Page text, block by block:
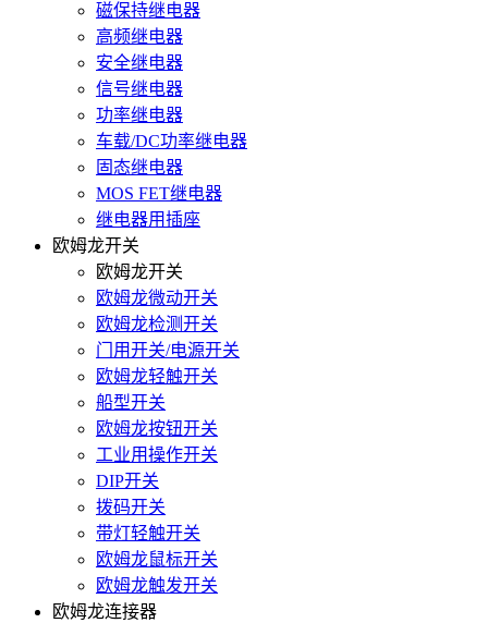
磁保持继电器
高频继电器
安全继电器
信号继电器
功率继电器
车载/DC功率继电器
固态继电器
MOS FET继电器
继电器用插座
欧姆龙开关
欧姆龙开关
欧姆龙微动开关
欧姆龙检测开关
门用开关/电源开关
欧姆龙轻触开关
船型开关
欧姆龙按钮开关
工业用操作开关
DIP开关
拨码开关
带灯轻触开关
欧姆龙鼠标开关
欧姆龙触发开关
欧姆龙连接器